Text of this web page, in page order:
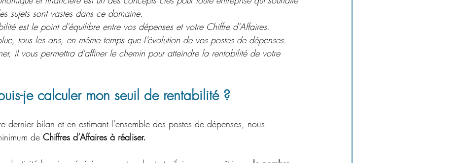
sujets sont vastes dans ce domaine.
est le point d’équilibre entre vos dépenses et votre Chiffre d’Affaires.
tous les ans, en même temps que l’évolution de vos postes de dépenses.
il vous permettra d'affiner le chemin pour atteindre la rentabilité de votre
je calculer mon seuil de rentabilité ?
dernier bilan et en estimant l’ensemble des postes de dépenses, nous
de Chiffres d’Affaires à réaliser.